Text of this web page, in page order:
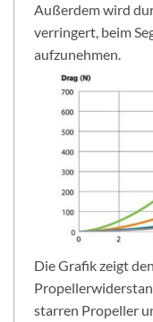
Außerdem wird
verringert, beim
aufzunehmen.
Die Grafik zeigt
starren Propeller